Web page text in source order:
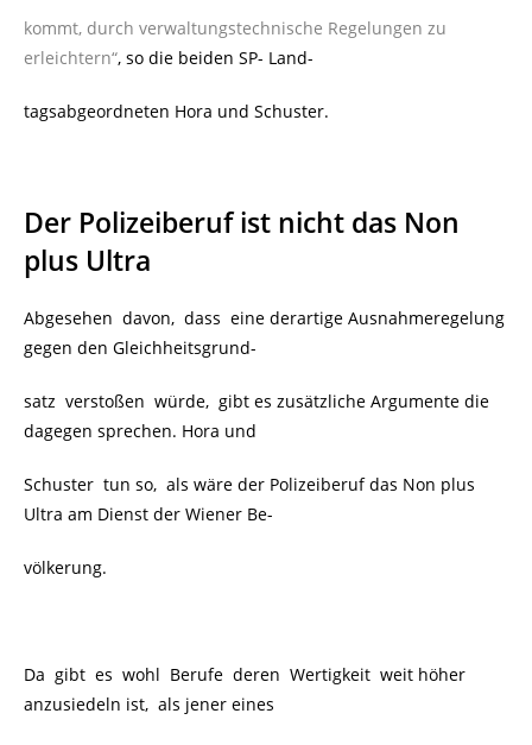
kommt, durch verwaltungstechnische Regelungen zu
erleichtern“, so die beiden SP- Land-
tagsabgeordneten Hora und Schuster.
Der Polizeiberuf ist nicht das Non
plus Ultra
Abgesehen davon, dass eine derartige Ausnahmeregelung
gegen den Gleichheitsgrund-
satz verstoßen würde, gibt es zusätzliche Argumente die
dagegen sprechen. Hora und
Schuster tun so, als wäre der Polizeiberuf das Non plus
Ultra am Dienst der Wiener Be-
völkerung.
Da gibt es wohl Berufe deren Wertigkeit weit höher
anzusiedeln ist, als jener eines